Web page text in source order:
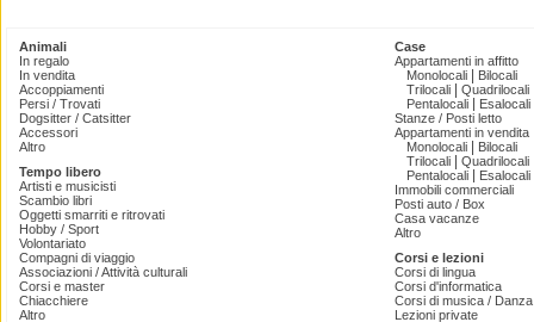
Animali
In regalo
In vendita
Accoppiamenti
Persi / Trovati
Dogsitter / Catsitter
Accessori
Altro
Tempo libero
Artisti e musicisti
Scambio libri
Oggetti smarriti e ritrovati
Hobby / Sport
Volontariato
Compagni di viaggio
Associazioni / Attività culturali
Corsi e master
Chiacchiere
Altro
Case
Appartamenti in affitto
Monolocali
Bilocali
Trilocali
Quadrilocali
Pentalocali
Esalocali
Stanze / Posti letto
Appartamenti in vendita
Monolocali
Bilocali
Trilocali
Quadrilocali
Pentalocali
Esalocali
Immobili commerciali
Posti auto / Box
Casa vacanze
Altro
Corsi e lezioni
Corsi di lingua
Corsi d'informatica
Corsi di musica /
Lezioni private